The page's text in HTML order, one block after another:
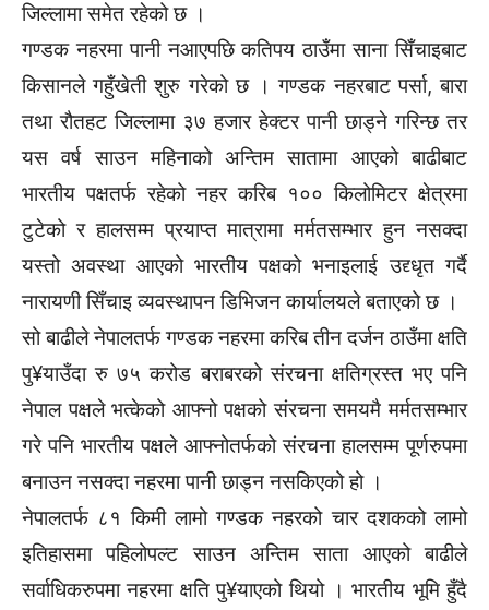
जिल्लामा समेत रहेको छ ।
गण्डक नहरमा पानी नआएपछि कतिपय ठाउँमा साना सिँचाइबाट
किसानले गहुँखेती शुरु गरेको छ । गण्डक नहरबाट पर्सा, बारा
तथा रौतहट जिल्लामा ३७ हजार हेक्टर पानी छाड्ने गरिन्छ तर
यस वर्ष साउन महिनाको अन्तिम सातामा आएको बाढीबाट
भारतीय पक्षतर्फ रहेको नहर करिब १०० किलोमिटर क्षेत्रमा
टुटेको र हालसम्म प्रयाप्त मात्रामा मर्मतसम्भार हुन नसक्दा
यस्तो अवस्था आएको भारतीय पक्षको भनाइलाई उद्द्धृत गर्दै
नारायणी सिँचाइ व्यवस्थापन डिभिजन कार्यालयले बताएको छ ।
सो बाढीले नेपालतर्फ गण्डक नहरमा करिब तीन दर्जन ठाउँमा क्षति
पु¥याउँदा रु ७५ करोड बराबरको संरचना क्षतिग्रस्त भए पनि
नेपाल पक्षले भत्केको आफ्नो पक्षको संरचना समयमै मर्मतसम्भार
गरे पनि भारतीय पक्षले आफ्नोतर्फको संरचना हालसम्म पूर्णरुपमा
बनाउन नसक्दा नहरमा पानी छाड्न नसकिएको हो ।
नेपालतर्फ ८१ किमी लामो गण्डक नहरको चार दशकको लामो
इतिहासमा पहिलोपल्ट साउन अन्तिम साता आएको बाढीले
सर्वाधिकरुपमा नहरमा क्षति पु¥याएको थियो । भारतीय भूमि हुँदै